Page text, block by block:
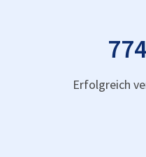
Erfolgreich